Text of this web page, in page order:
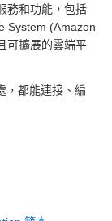
務和功能，包括
System (Amazon
可擴展的雲端平
，都能連接、編